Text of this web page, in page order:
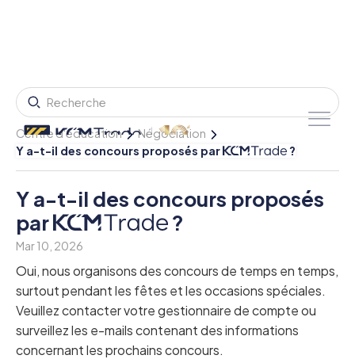
Centre d'éducation
Négociation
Y a-t-il des concours proposés par
?
Y a-t-il des concours proposés
par
?
Mar 10, 2026
Oui, nous organisons des concours de temps en temps,
surtout pendant les fêtes et les occasions spéciales.
Veuillez contacter votre gestionnaire de compte ou
surveillez les e-mails contenant des informations
concernant les prochains concours.